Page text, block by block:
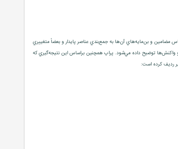
مضامين و بن‌مايه‌هاي آن‌ها به جمع‌بندي عناصر پايدار و بعضاً متغييري
واكنش‌ها توضيح داده مي‌شود. پراپ همچنين براساس اين نتيجه‌گيري كه
رديف كرده است: